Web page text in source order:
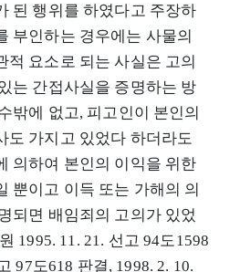
된 행위를 하였다고 주장하
부인하는 경우에는 사물의
적 요소로 되는 사실은 고의
는 간접사실을 증명하는 방
밖에 없고, 피고인이 본인의
도 가지고 있었다 하더라도
의하여 본인의 이익을 위한
뿐이고 이득 또는 가해의 의
되면 배임죄의 고의가 있었
1995. 11. 21. 선고 94도1598
97도618 판결, 1998. 2. 10.